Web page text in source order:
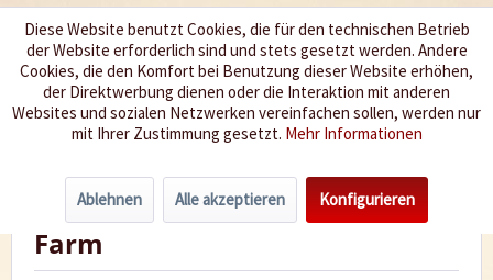
Wir würzen Ihr Leben
Menü
Produkte von Wiltshire Chilli
Farm
Diese Website benutzt Cookies, die für den technischen Betrieb
der Website erforderlich sind und stets gesetzt werden. Andere
Cookies, die den Komfort bei Benutzung dieser Website erhöhen,
der Direktwerbung dienen oder die Interaktion mit anderen
Websites und sozialen Netzwerken vereinfachen sollen, werden nur
mit Ihrer Zustimmung gesetzt. Mehr Informationen
Ablehnen Alle akzeptieren Konfigurieren